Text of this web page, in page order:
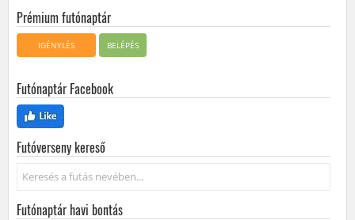
Prémium futónaptár
IGÉNYLÉS BELÉPÉS
Futónaptár Facebook
Futóverseny kereső
Keresés...
Futónaptár havi bontás